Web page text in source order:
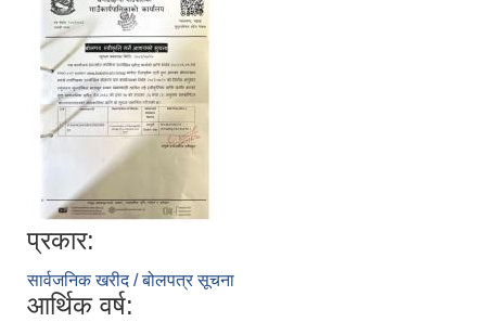
प्रकार:
सार्वजनिक खरीद / बोलपत्र सूचना
आर्थिक वर्ष: